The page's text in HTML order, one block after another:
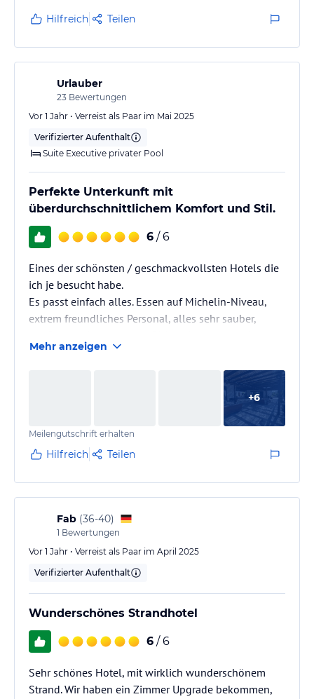
Hilfreich Teilen
Urlauber
23 Bewertungen
Vor 1 Jahr • Verreist als Paar im Mai 2025
Verifizierter Aufenthalt
Suite Executive privater Pool
Perfekte Unterkunft mit
überdurchschnittlichem Komfort und Stil.
6 / 6
Eines der schönsten / geschmackvollsten Hotels die
ich je besucht habe.
Es passt einfach alles. Essen auf Michelin-Niveau,
extrem freundliches Personal, alles sehr sauber,
eingerichtet.
Nicht gerade günstig, aber das Geld wert.
Mehr anzeigen
+6
Meilengutschrift erhalten
Hilfreich Teilen
Fab (36-40)
1 Bewertungen
Vor 1 Jahr • Verreist als Paar im April 2025
Verifizierter Aufenthalt
Wunderschönes Strandhotel
6 / 6
Sehr schönes Hotel, mit wirklich wunderschönem
Strand. Wir haben ein Zimmer Upgrade bekommen,